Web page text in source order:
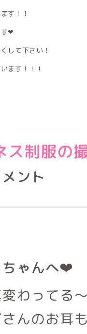
す！！
す❤︎
して下さい！
ます！！！